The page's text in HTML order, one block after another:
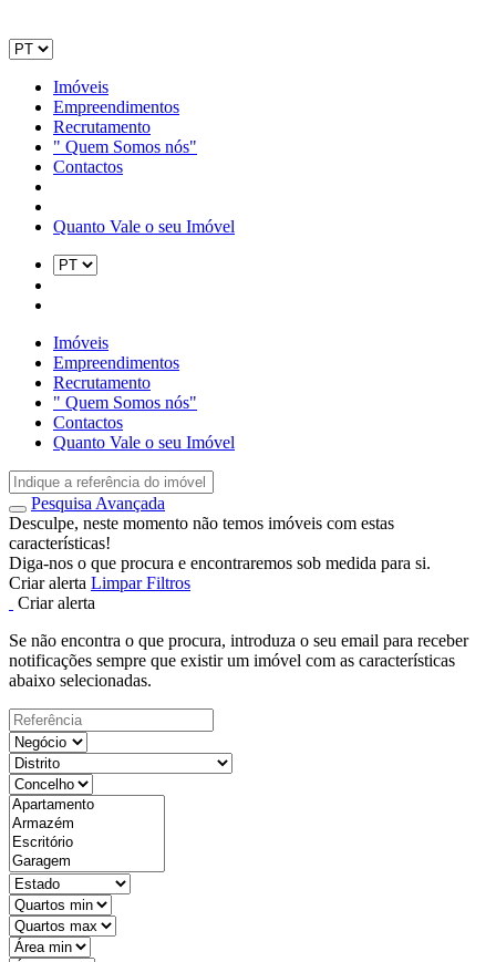
Imóveis
Empreendimentos
Recrutamento
" Quem Somos nós"
Contactos
Quanto Vale o seu Imóvel
Imóveis
Empreendimentos
Recrutamento
" Quem Somos nós"
Contactos
Quanto Vale o seu Imóvel
Pesquisa Avançada
Desculpe, neste momento não temos imóveis com estas
características!
Diga-nos o que procura e encontraremos sob medida para si.
Criar alerta Limpar Filtros
Criar alerta
Se não encontra o que procura, introduza o seu email para receber
notificações sempre que existir um imóvel com as características
abaixo selecionadas.